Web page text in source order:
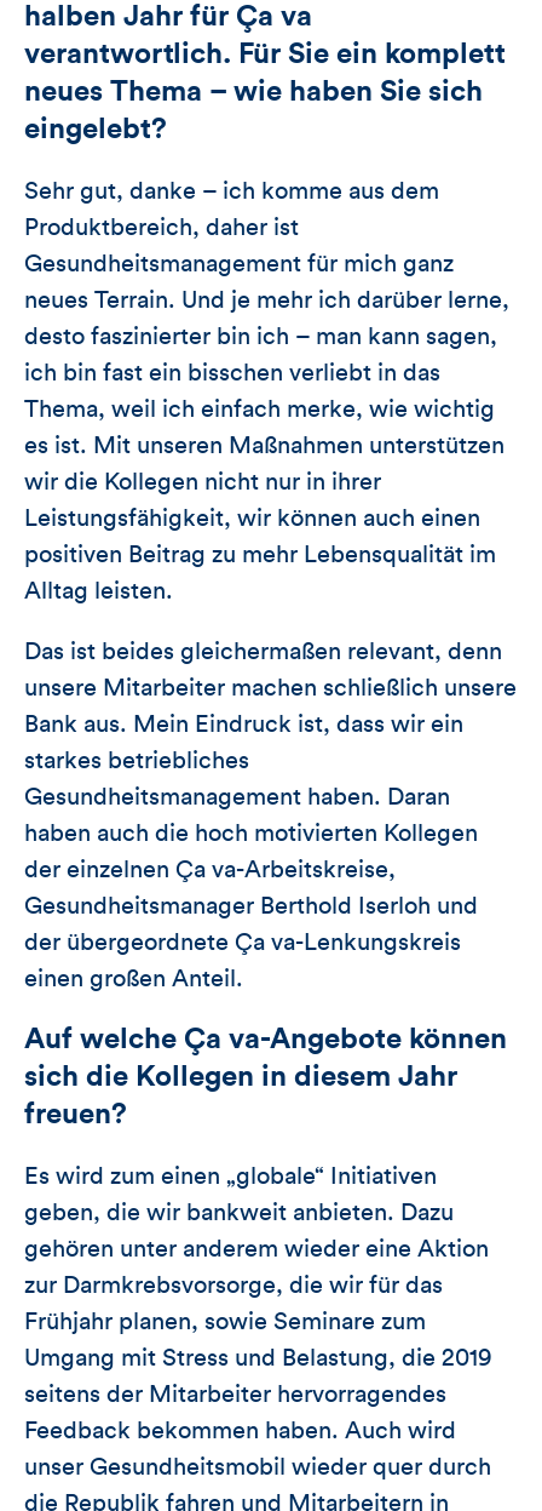
halben Jahr für Ça va
verantwortlich. Für Sie ein komplett
neues Thema – wie haben Sie sich
eingelebt?
Sehr gut, danke – ich komme aus dem
Produktbereich, daher ist
Gesundheitsmanagement für mich ganz
neues Terrain. Und je mehr ich darüber lerne,
desto faszinierter bin ich – man kann sagen,
ich bin fast ein bisschen verliebt in das
Thema, weil ich einfach merke, wie wichtig
es ist. Mit unseren Maßnahmen unterstützen
wir die Kollegen nicht nur in ihrer
Leistungsfähigkeit, wir können auch einen
positiven Beitrag zu mehr Lebensqualität im
Alltag leisten.
Das ist beides gleichermaßen relevant, denn
unsere Mitarbeiter machen schließlich unsere
Bank aus. Mein Eindruck ist, dass wir ein
starkes betriebliches
Gesundheitsmanagement haben. Daran
haben auch die hoch motivierten Kollegen
der einzelnen Ça va-Arbeitskreise,
Gesundheitsmanager Berthold Iserloh und
der übergeordnete Ça va-Lenkungskreis
einen großen Anteil.
Auf welche Ça va-Angebote können
sich die Kollegen in diesem Jahr
freuen?
Es wird zum einen „globale“ Initiativen
geben, die wir bankweit anbieten. Dazu
gehören unter anderem wieder eine Aktion
zur Darmkrebsvorsorge, die wir für das
Frühjahr planen, sowie Seminare zum
Umgang mit Stress und Belastung, die 2019
seitens der Mitarbeiter hervorragendes
Feedback bekommen haben. Auch wird
unser Gesundheitsmobil wieder quer durch
die Republik fahren und Mitarbeitern in